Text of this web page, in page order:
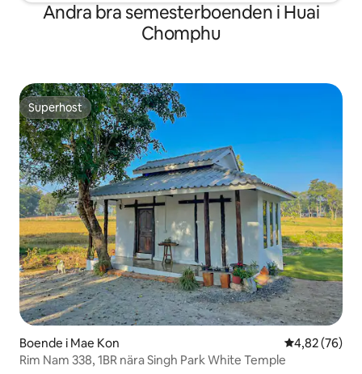
Andra bra semesterboenden i Huai
Chomphu
Superhost
Superhost
Boende i Mae Kon 4,82 av 5 i
4,82 (76)
Rim Nam 338, 1BR nära Singh Park White Temple